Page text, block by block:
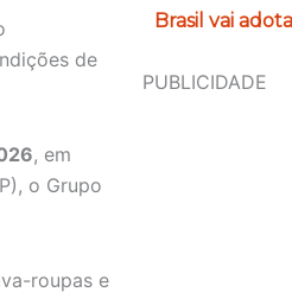
de
, em
o Grupo
roupas e
Brasil vai
PUBLICIDADE